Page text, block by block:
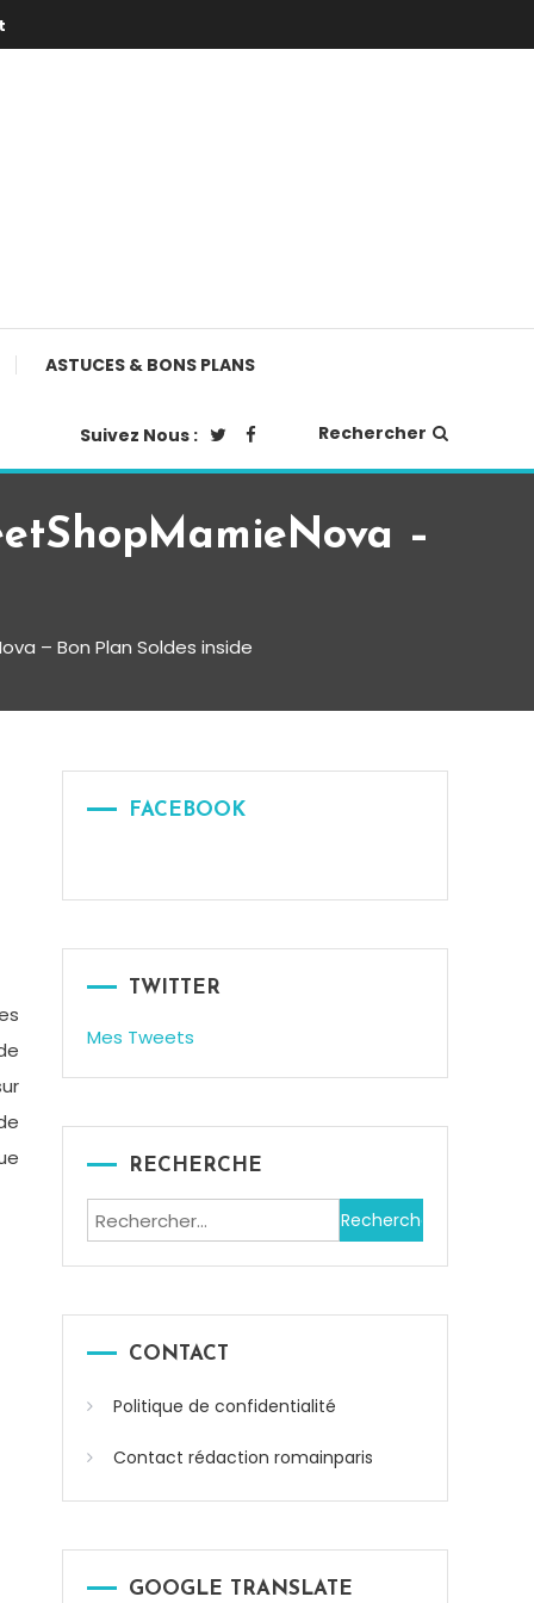
ASTUCES & BONS PLANS
Suivez Nous : Rechercher
–
– Bon Plan Soldes inside
FACEBOOK
TWITTER
Mes Tweets
RECHERCHE
Rechercher :
CONTACT
Politique de confidentialité
Contact rédaction romainparis
GOOGLE TRANSLATE